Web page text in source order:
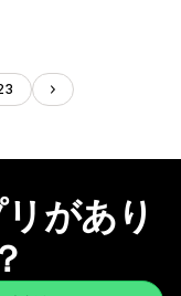
があり